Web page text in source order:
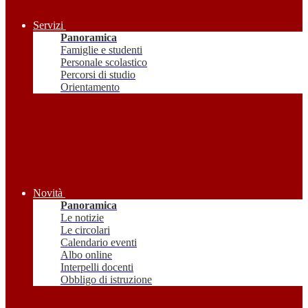
Servizi
Panoramica
Famiglie e studenti
Personale scolastico
Percorsi di studio
Orientamento
Novità
Panoramica
Le notizie
Le circolari
Calendario eventi
Albo online
Interpelli docenti
Obbligo di istruzione